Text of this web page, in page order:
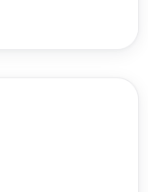
комната с душем